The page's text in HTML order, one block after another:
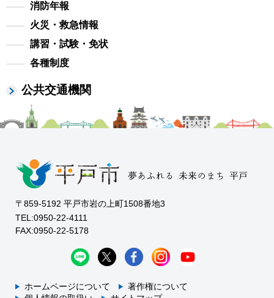
消防年報
火災・救急情報
講習・試験・免状
各種制度
公共交通機関
〒859-5192 平戸市岩の上町1508番地3
TEL:0950-22-4111
FAX:0950-22-5178
ホームページについて
著作権について